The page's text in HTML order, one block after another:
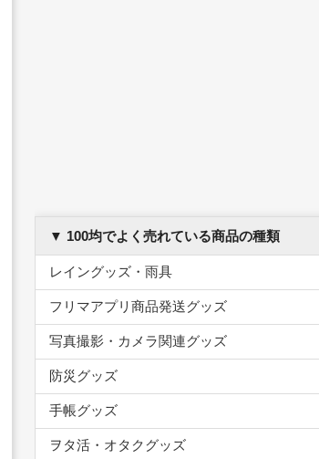
▼ 100均でよく売れている商品の種類
レイングッズ・雨具
フリマアプリ商品発送グッズ
写真撮影・カメラ関連グッズ
防災グッズ
手帳グッズ
ヲタ活・オタクグッズ